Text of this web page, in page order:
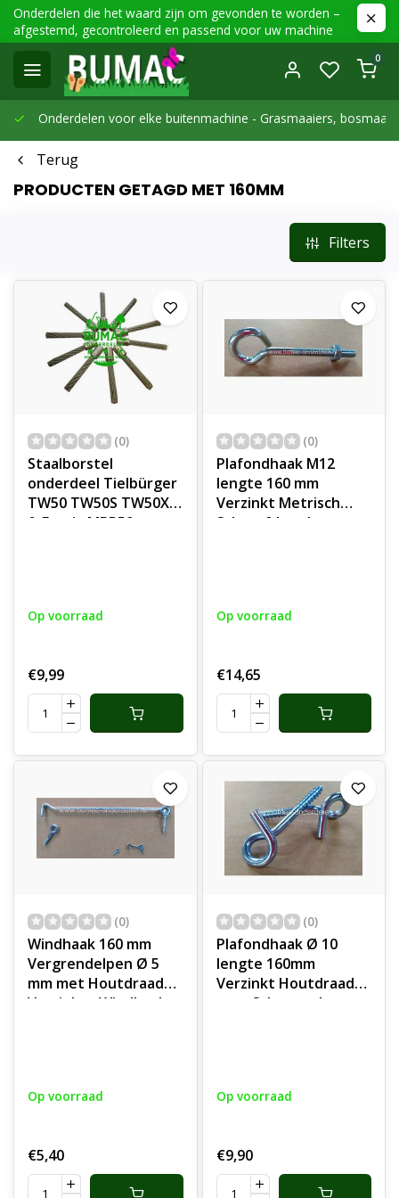
Onderdelen die het waard zijn om gevonden te worden –
afgestemd, gecontroleerd en passend voor uw machine
0
Onderdelen voor elke buitenmachine - Grasmaaiers,
Terug
PRODUCTEN GETAGD MET 160MM
Filters
(0)
Staalborstel
onderdeel Tielbürger
TW50 TW50S TW50X
& Etesia MBR50
Op voorraad
€9,99
(0)
Plafondhaak M12
lengte 160 mm
Verzinkt Metrisch
Schroefdraad met
papieren lantaarns,
hangend decor aan op
te hangen.
Op voorraad
€14,65
(0)
Windhaak 160 mm
Vergrendelpen Ø 5
mm met Houtdraad
Verzinkte Windhaak,
Huis, Tuin, Bedrijf,
Poort 160mm
Op voorraad
€5,40
(0)
Plafondhaak Ø 10
lengte 160mm
Verzinkt Houtdraad
voor Schommel,
Schalmketting,
Schuur, Tuin, Plafond
haak,
Op voorraad
€9,90